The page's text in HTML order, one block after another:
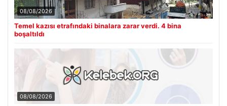
08/08/2026
Temel kazısı etrafındaki binalara zarar verdi. 4 bina
boşaltıldı
08/08/2026